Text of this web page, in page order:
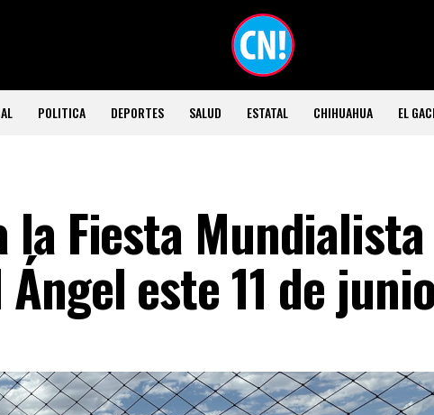
POLITICA DEPORTES SALUD ESTATAL CHIHUAHUA EL
la Fiesta Mundialista
este 11 de junio